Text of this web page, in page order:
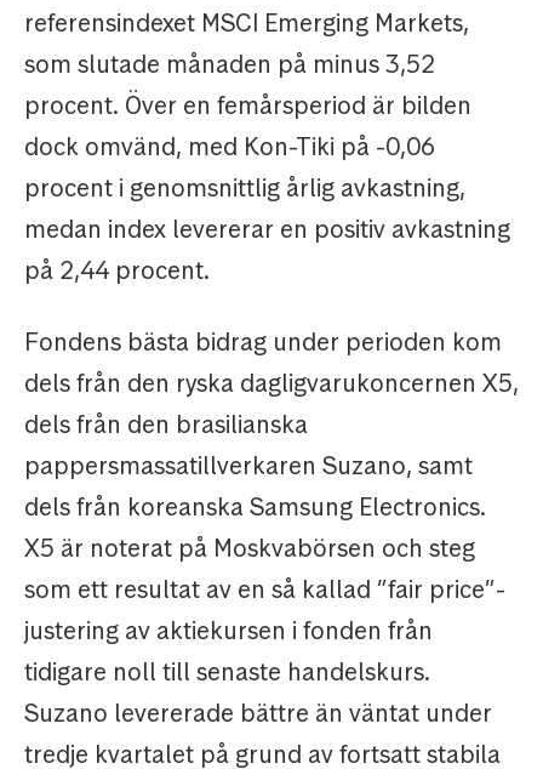
referensindexet MSCI Emerging Markets,
som slutade månaden på minus 3,52
procent. Över en femårsperiod är bilden
dock omvänd, med Kon-Tiki på -0,06
procent i genomsnittlig årlig avkastning,
medan index levererar en positiv avkastning
på 2,44 procent.
Fondens bästa bidrag under perioden kom
dels från den ryska dagligvarukoncernen X5,
dels från den brasilianska
pappersmassatillverkaren Suzano, samt
dels från koreanska Samsung Electronics.
X5 är noterat på Moskvabörsen och steg
som ett resultat av en så kallad ”fair price”-
justering av aktiekursen i fonden från
tidigare noll till senaste handelskurs.
Suzano levererade bättre än väntat under
tredje kvartalet på grund av fortsatt stabila